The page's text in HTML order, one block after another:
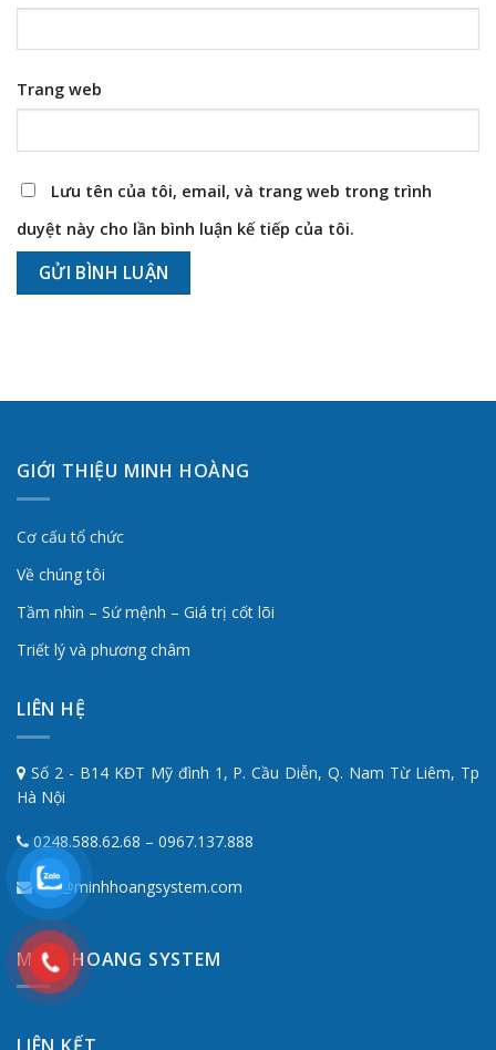
Trang web
Lưu tên của tôi, email, và trang web trong trình
duyệt này cho lần bình luận kế tiếp của tôi.
GIỚI THIỆU MINH HOÀNG
Cơ cấu tổ chức
Về chúng tôi
Tầm nhìn – Sứ mệnh – Giá trị cốt lõi
Triết lý và phương châm
LIÊN HỆ
Số 2 - B14 KĐT Mỹ đình 1, P. Cầu Diễn, Q. Nam Từ Liêm, Tp
Hà Nội
0248.588.62.68 – 0967.137.888
mh@minhhoangsystem.com
MINH HOANG SYSTEM